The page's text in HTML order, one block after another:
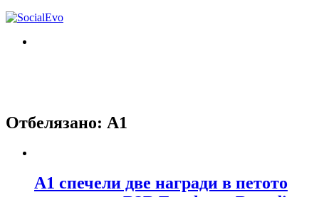
Отбелязано: A1
А1 спечели две награди в петото